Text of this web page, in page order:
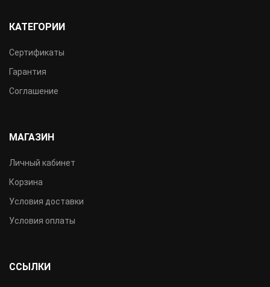
КАТЕГОРИИ
Сертификаты
Гарантия
Соглашение
МАГАЗИН
Личный кабинет
Корзина
Условия доставки
Условия оплаты
ССЫЛКИ